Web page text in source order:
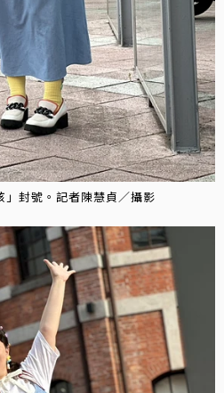
封號。記者陳慧貞／攝影